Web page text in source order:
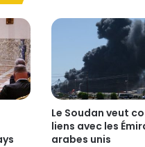
Le Soudan veut
liens avec les
arabes unis